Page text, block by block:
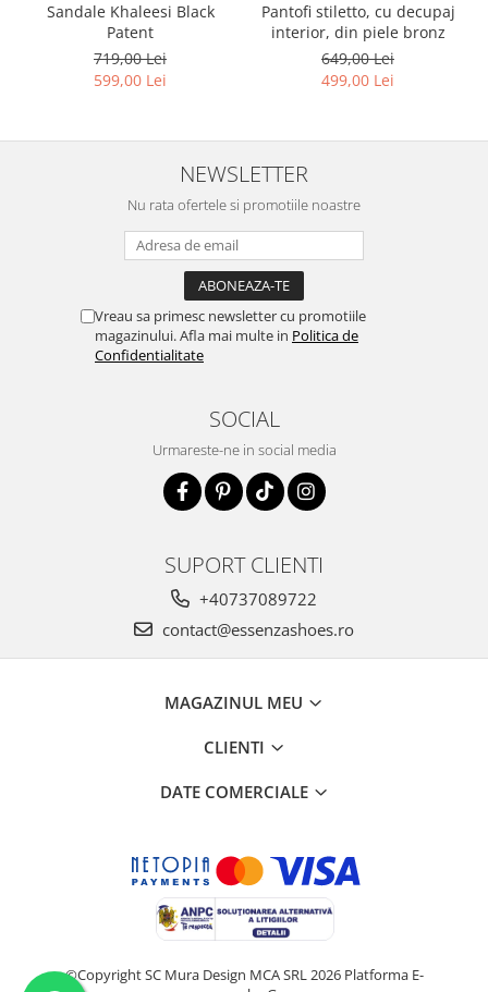
Sandale Khaleesi Black
Patent
719,00 Lei
599,00 Lei
Pantofi stiletto, cu decupaj
interior, din piele bronz
649,00 Lei
499,00 Lei
NEWSLETTER
Nu rata ofertele si promotiile noastre
Vreau sa primesc newsletter cu promotiile
magazinului. Afla mai multe in Politica de
Confidentialitate
SOCIAL
Urmareste-ne in social media
SUPORT CLIENTI
+40737089722
contact@essenzashoes.ro
MAGAZINUL MEU
CLIENTI
DATE COMERCIALE
©Copyright SC Mura Design MCA SRL 2026 Platforma E-